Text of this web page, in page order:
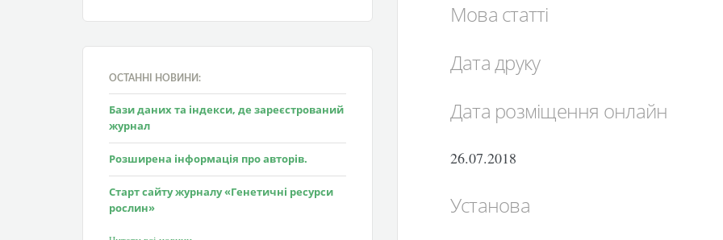
ОСТАННІ НОВИНИ:
Бази даних та індекси, де зареєстрований
журнал
Розширена інформація про авторів.
Старт сайту журналу «Генетичні ресурси
рослин»
Мова статті
Дата друку
Дата розміщення онлайн
26.07.2018
Установа